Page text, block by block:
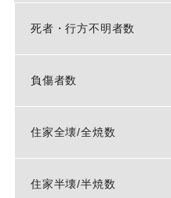
死者・行方不明者数
負傷者数
住家全壊/全焼数
住家半壊/半焼数